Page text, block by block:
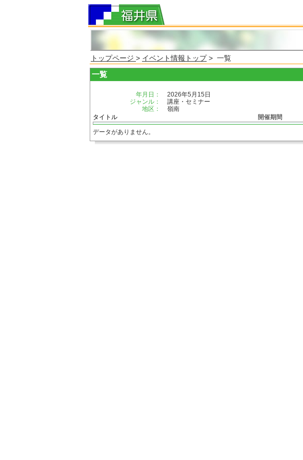
トップページ > イベント情報トップ> 一覧
一覧
年月日：
2026年5月15日
ジャンル：
講座・セミナー
地区：
嶺南
タイトル
開催期間
データがありません。